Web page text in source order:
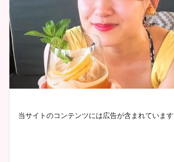
当サイトのコンテンツには広告が含まれています